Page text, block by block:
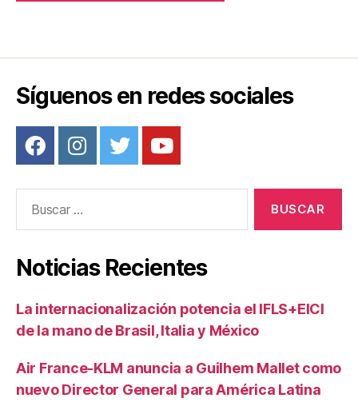
Síguenos en redes sociales
Noticias Recientes
La internacionalización potencia el IFLS+EICI
de la mano de Brasil, Italia y México
Air France-KLM anuncia a Guilhem Mallet como
nuevo Director General para América Latina